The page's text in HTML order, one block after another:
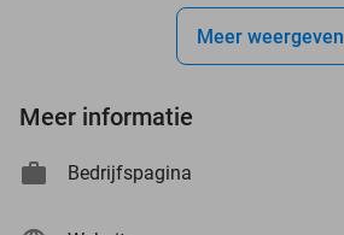
Meer weergeven
Meer informatie
Bedrijfspagina